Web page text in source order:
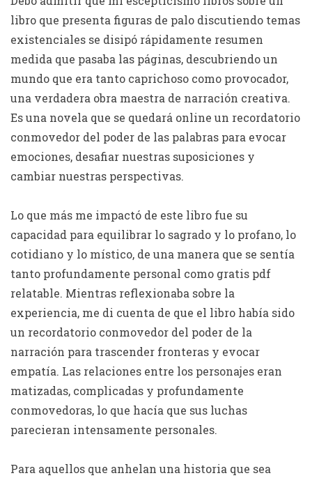
libro que presenta figuras de palo discutiendo temas
existenciales se disipó rápidamente resumen
medida que pasaba las páginas, descubriendo un
mundo que era tanto caprichoso como provocador,
una verdadera obra maestra de narración creativa.
Es una novela que se quedará online un recordatorio
conmovedor del poder de las palabras para evocar
emociones, desafiar nuestras suposiciones y
cambiar nuestras perspectivas.
Lo que más me impactó de este libro fue su
capacidad para equilibrar lo sagrado y lo profano, lo
cotidiano y lo místico, de una manera que se sentía
tanto profundamente personal como gratis pdf
relatable. Mientras reflexionaba sobre la
experiencia, me di cuenta de que el libro había sido
un recordatorio conmovedor del poder de la
narración para trascender fronteras y evocar
empatía. Las relaciones entre los personajes eran
matizadas, complicadas y profundamente
conmovedoras, lo que hacía que sus luchas
parecieran intensamente personales.
Para aquellos que anhelan una historia que sea